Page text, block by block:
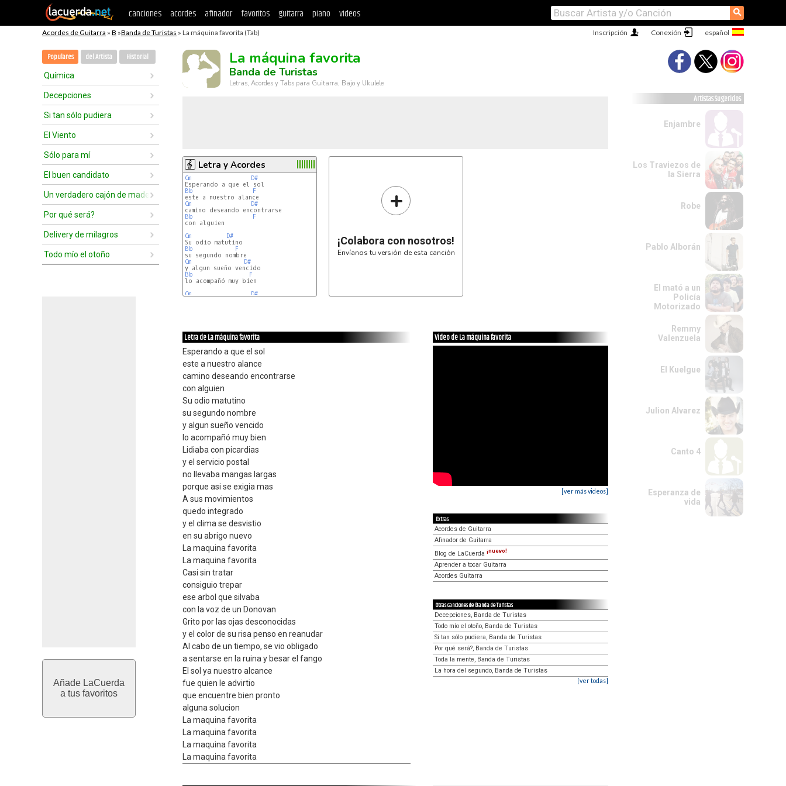
canciones acordes afinador favoritos guitarra piano videos ⚲
Acordes de Guitarra » B »Banda de Turistas » La máquina favorita (Tab) Conexión
Inscripción
Populares del Artista Historial
Química
Decepciones
Si tan sólo pudiera
El Viento
Sólo para mí
El buen candidato
Un verdadero cajón de madera
Por qué será?
Delivery de milagros
Todo mío el otoño
Añade LaCuerda
a tus favoritos
La máquina favorita
Banda de Turistas
Letras, Acordes y Tabs para Guitarra, Bajo y Ukulele
Letra y Acordes
Cm
D#
Bb
F
Cm
D#
Bb
F
con alguien
Cm
D#
Bb
F
Cm
D#
Bb
F
lo acompañó muy bien
Cm
D#
+
¡Colabora con nosotros!
Envíanos tu versión de esta canción
Letra de La máquina favorita
Esperando a que el sol
este a nuestro alance
camino deseando encontrarse
con alguien
Su odio matutino
su segundo nombre
y algun sueño vencido
lo acompañó muy bien
Lidiaba con picardias
y el servicio postal
no llevaba mangas largas
porque asi se exigia mas
A sus movimientos
quedo integrado
y el clima se desvistio
en su abrigo nuevo
La maquina favorita
La maquina favorita
Casi sin tratar
consiguio trepar
ese arbol que silvaba
con la voz de un Donovan
Grito por las ojas desconocidas
y el color de su risa penso en reanudar
Al cabo de un tiempo, se vio obligado
a sentarse en la ruina y besar el fango
El sol ya nuestro alcance
fue quien le advirtio
que encuentre bien pronto
alguna solucion
La maquina favorita
La maquina favorita
La maquina favorita
La maquina favorita
Video de La máquina favorita
[ver más videos]
Extras
Acordes de Guitarra
Afinador de Guitarra
Blog de LaCuerda ¡nuevo!
Aprender a tocar Guitarra
Acordes Guitarra
Otras canciones de Banda de Turistas
Decepciones, Banda de Turistas
Todo mío el otoño, Banda de Turistas
Si tan sólo pudiera, Banda de Turistas
Por qué será?, Banda de Turistas
Toda la mente, Banda de Turistas
La hora del segundo, Banda de Turistas
[ver todas]
Artistas Sugeridos
Enjambre
Los Traviezos de
la Sierra
Robe
Pablo Alborán
El mató a un
Policía
Motorizado
Remmy
Valenzuela
El Kuelgue
Julion Alvarez
Canto 4
Esperanza de
vida